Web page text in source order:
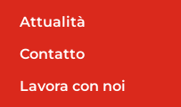
Attualità
Contatto
Lavora con noi